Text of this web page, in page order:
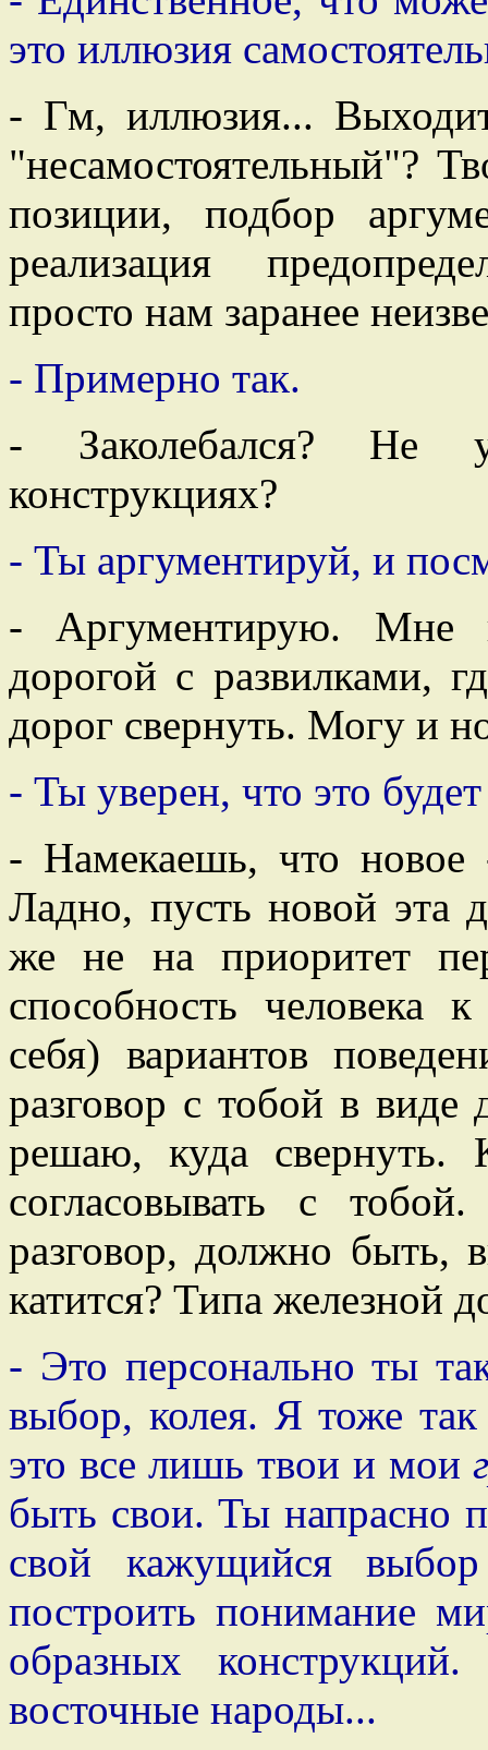
это иллюзия
- Гм, иллюзия...
"несамостоятельный"?
позиции, подбор
реализация
просто нам заранее
- Примерно так.
- Заколебался? Не
конструкциях?
- Ты аргументируй, и
- Аргументирую. Мне
дорогой с развилками,
дорог свернуть. Могу и
- Ты уверен, что это
- Намекаешь, что новое
Ладно, пусть новой эта
же не на приоритет
способность человека
себя) вариантов
разговор с тобой в виде
решаю, куда свернуть.
согласовывать с
разговор, должно быть,
катится? Типа железной
- Это персонально ты
выбор, колея. Я тоже
это все лишь твои и мои
быть свои. Ты напрасно
свой кажущийся
построить понимание
образных
восточные народы...